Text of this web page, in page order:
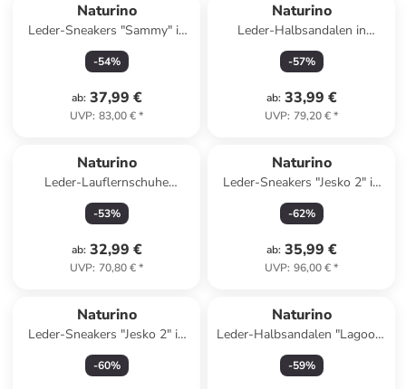
Naturino
Leder-Sneakers "Sammy" in
Khaki
-54%
ab: 37,99 €
UVP: 83,00 €*
Naturino
Leder-Halbsandalen in
Hellbraun
-57%
ab: 33,99 €
UVP: 79,20 €*
Naturino
Leder-Lauflernschuhe
"Cocoon" in Blau
-53%
ab: 32,99 €
UVP: 70,80 €*
Naturino
Leder-Sneakers "Jesko 2" in
Weiß/ Dunkelblau
-62%
ab: 35,99 €
UVP: 96,00 €*
Naturino
Leder-Sneakers "Jesko 2" in
Grau/ Blau
-60%
Naturino
Leder-Halbsandalen "Lagoon"
in Dunkelblau
-59%